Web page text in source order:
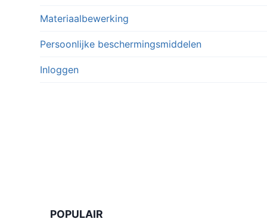
Materiaalbewerking
Persoonlijke beschermingsmiddelen
Inloggen
POPULAIR